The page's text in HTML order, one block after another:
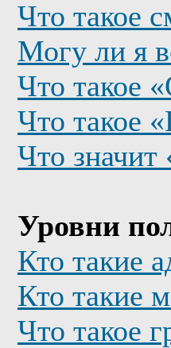
Что такое
Могу ли я
Что такое
Что такое
Что значит
Уровни
Кто такие
Кто такие
Что такое